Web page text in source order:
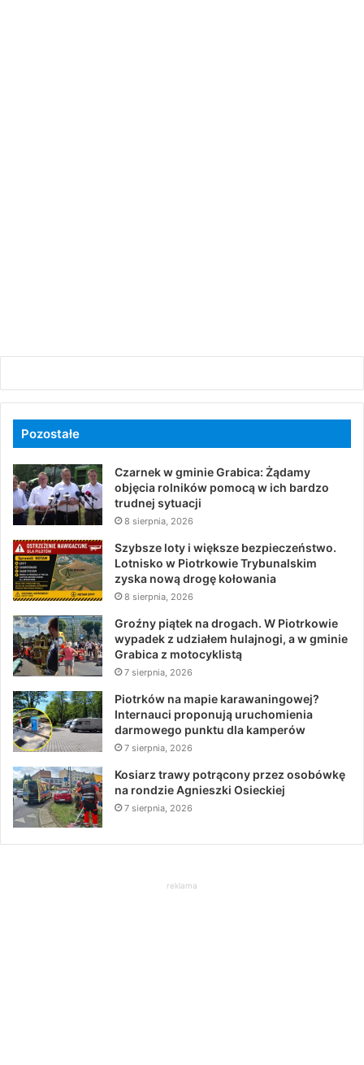
Pozostałe
Czarnek w gminie Grabica: Żądamy
objęcia rolników pomocą w ich bardzo
trudnej sytuacji
8 sierpnia, 2026
Szybsze loty i większe bezpieczeństwo.
Lotnisko w Piotrkowie Trybunalskim
zyska nową drogę kołowania
8 sierpnia, 2026
Groźny piątek na drogach. W Piotrkowie
wypadek z udziałem hulajnogi, a w gminie
Grabica z motocyklistą
7 sierpnia, 2026
Piotrków na mapie karawaningowej?
Internauci proponują uruchomienia
darmowego punktu dla kamperów
7 sierpnia, 2026
Kosiarz trawy potrącony przez osobówkę
na rondzie Agnieszki Osieckiej
7 sierpnia, 2026
reklama